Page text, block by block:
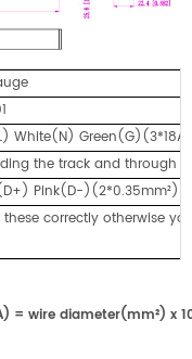
White(N)
the track and through
Pink(D-)(2*0.35mm²)
these correctly otherwise
= wire diameter(mm²) x